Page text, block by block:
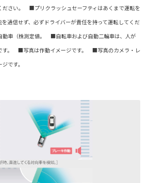
ださい。 ■プリクラッシュセーフティはあくまで運転を
過信せず、必ずドライバーが責任を持って運転してくだ
車（株測定値。 ■自転車および自動二輪車は、人が
す。 ■写真は作動イメージです。 ■写真のカメラ・レ
です。